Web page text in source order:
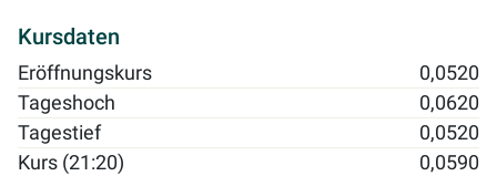
Kursdaten
Eröffnungskurs
0,0520
Tageshoch
0,0620
Tagestief
0,0520
Kurs (21:20)
0,0590